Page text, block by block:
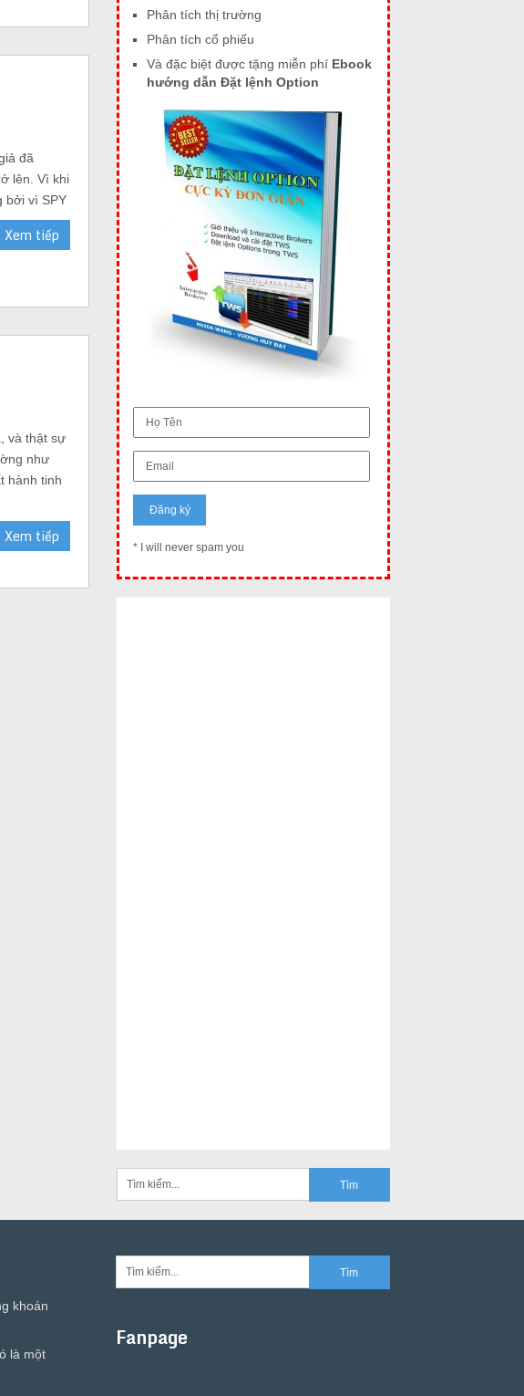
đã
lên. Vì khi
bởi vì SPY
Xem tiếp
và thật sự
như
hành tinh
Xem tiếp
Phân tích thị trường
Phân tích cổ phiếu
Và đặc biệt được tặng miễn phí Ebook
hướng dẫn Đặt lệnh Option
* I will never spam you
khoán
là một
Fanpage